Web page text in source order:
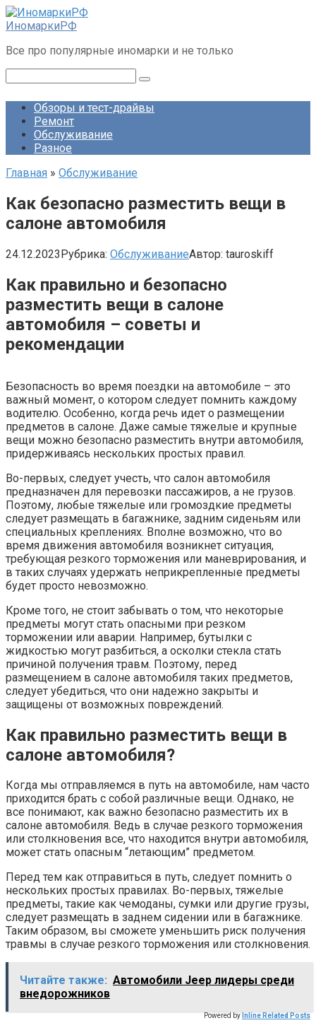
Перейти
к
ИномаркиРФ
Все про популярные иномарки и не только
Обзоры и тест-драйвы
Ремонт
Обслуживание
Разное
Главная » Обслуживание
Как безопасно разместить вещи в
салоне автомобиля
24.12.2023Рубрика: ОбслуживаниеАвтор: tauroskiff
Как правильно и безопасно
разместить вещи в салоне
автомобиля – советы и
рекомендации
Безопасность во время поездки на автомобиле – это
важный момент, о котором следует помнить каждому
водителю. Особенно, когда речь идет о размещении
предметов в салоне. Даже самые тяжелые и крупные
вещи можно безопасно разместить внутри автомобиля,
придерживаясь нескольких простых правил.
Во-первых, следует учесть, что салон автомобиля
предназначен для перевозки пассажиров, а не грузов.
Поэтому, любые тяжелые или громоздкие предметы
следует размещать в багажнике, задним сиденьям или
специальных креплениях. Вполне возможно, что во
время движения автомобиля возникнет ситуация,
требующая резкого торможения или маневрирования, и
в таких случаях удержать неприкрепленные предметы
будет просто невозможно.
Кроме того, не стоит забывать о том, что некоторые
предметы могут стать опасными при резком
торможении или аварии. Например, бутылки с
жидкостью могут разбиться, а осколки стекла стать
причиной получения травм. Поэтому, перед
размещением в салоне автомобиля таких предметов,
следует убедиться, что они надежно закрыты и
защищены от возможных повреждений.
Как правильно разместить вещи в
салоне автомобиля?
Когда мы отправляемся в путь на автомобиле, нам часто
приходится брать с собой различные вещи. Однако, не
все понимают, как важно безопасно разместить их в
салоне автомобиля. Ведь в случае резкого торможения
или столкновения все, что находится внутри автомобиля,
может стать опасным “летающим” предметом.
Перед тем как отправиться в путь, следует помнить о
нескольких простых правилах. Во-первых, тяжелые
предметы, такие как чемоданы, сумки или другие грузы,
следует размещать в заднем сидении или в багажнике.
Таким образом, вы сможете уменьшить риск получения
травмы в случае резкого торможения или столкновения.
Читайте также: Автомобили Jeep лидеры среди
внедорожников
Powered by Inline Related Posts